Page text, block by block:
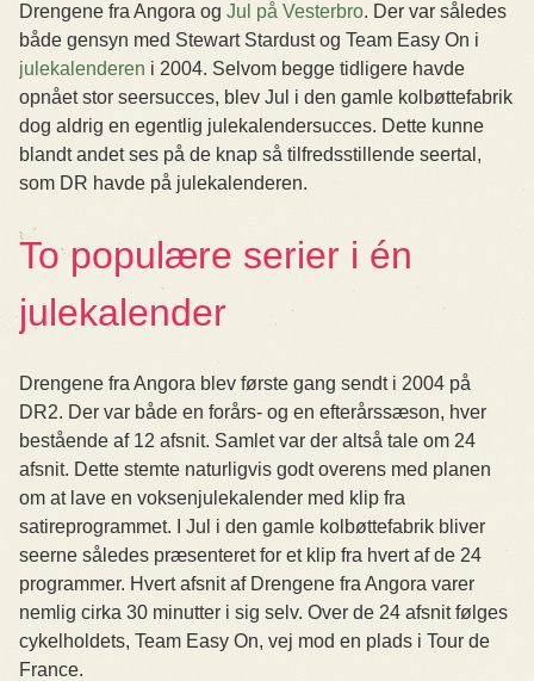
Drengene fra Angora og Jul på Vesterbro. Der var således
både gensyn med Stewart Stardust og Team Easy On i
julekalenderen i 2004. Selvom begge tidligere havde
opnået stor seersucces, blev Jul i den gamle kolbøttefabrik
dog aldrig en egentlig julekalendersucces. Dette kunne
blandt andet ses på de knap så tilfredsstillende seertal,
som DR havde på julekalenderen.
To populære serier i én
julekalender
Drengene fra Angora blev første gang sendt i 2004 på
DR2. Der var både en forårs- og en efterårssæson, hver
bestående af 12 afsnit. Samlet var der altså tale om 24
afsnit. Dette stemte naturligvis godt overens med planen
om at lave en voksenjulekalender med klip fra
satireprogrammet. I Jul i den gamle kolbøttefabrik bliver
seerne således præsenteret for et klip fra hvert af de 24
programmer. Hvert afsnit af Drengene fra Angora varer
nemlig cirka 30 minutter i sig selv. Over de 24 afsnit følges
cykelholdets, Team Easy On, vej mod en plads i Tour de
France.